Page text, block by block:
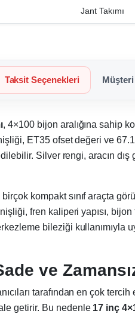
Jant Takımı
Taksit Seçenekleri
, 4×100 bijon aralığına sahip
ET35 ofset değeri ve
Silver rengi, aracın
birçok kompakt sınıf araçta
fren kaliperi yapısı,
bileziği kullanımıyla
ve
tarafından en çok
getirir. Bu nedenle 17 inç